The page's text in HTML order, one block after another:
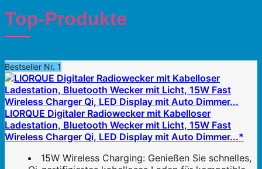
Top-Produkte
Bestseller Nr. 1
LIORQUE Digitaler Radiowecker mit Kabelloser
Ladestation, Bluetooth Wecker mit Licht, 15W Fast
Wireless Charger Qi, LED Display mit Auto Dimmer...*
15W Wireless Charging: Genießen Sie schnelles,